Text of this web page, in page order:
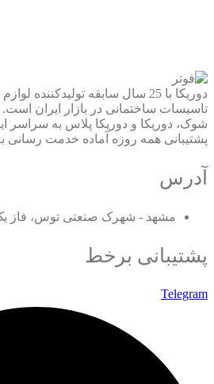
دوریکا با 25 سال سابقه
شوک، دوریکا و دوریکا پلاس به سراسر
پشتیبانی همه روزه آماده خدمت
آدرس
مشهد - شهرک صنعتی توس، فاز
پشتیبانی برخط
Telegram